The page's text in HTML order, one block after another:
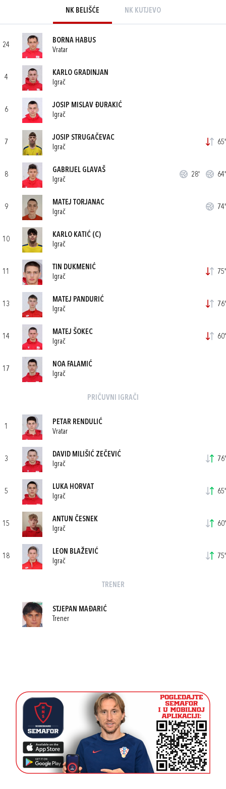
NK BELIŠĆE NK KUTJEVO
24
BORNA HABUS
Vratar
4
KARLO GRADINJAN
Igrač
6
JOSIP MISLAV ĐURAKIĆ
Igrač
7
JOSIP STRUGAČEVAC
Igrač
65'
8
GABRIJEL GLAVAŠ
Igrač
28' 64'
9
MATEJ TORJANAC
Igrač
74'
10
KARLO KATIĆ (C)
Igrač
11
TIN DUKMENIĆ
Igrač
75'
13
MATEJ PANDURIĆ
Igrač
76'
14
MATEJ ŠOKEC
Igrač
60'
17
NOA FALAMIĆ
Igrač
PRIČUVNI IGRAČI
1
PETAR RENDULIĆ
Vratar
3
DAVID MILIŠIĆ ZEČEVIĆ
Igrač
76'
5
LUKA HORVAT
Igrač
65'
15
ANTUN ČESNEK
Igrač
60'
18
LEON BLAŽEVIĆ
Igrač
75'
TRENER
STJEPAN MAĐARIĆ
Trener